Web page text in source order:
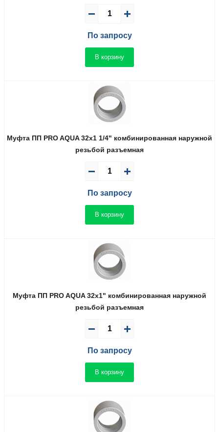
По запросу
В корзину
Муфта ПП PRO AQUA 32x1 1/4" комбинированная наружной
резьбой разъемная
По запросу
В корзину
Муфта ПП PRO AQUA 32x1" комбинированная наружной
резьбой разъемная
По запросу
В корзину